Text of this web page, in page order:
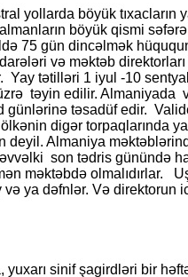
yollarda böyük tıxacların
böyük qismi səfərə
75 gün dincəlmək
və məktəb direktorları
tətilləri 1 iyul -10
təyin edilir. Almaniyada
təsadüf edir.
digər torpaqlarında
deyil. Almaniya
son tədris günündə
məktəbdə olmalıdırlar.
ya dəfnlər. Və direktorun
sinif şagirdləri bir